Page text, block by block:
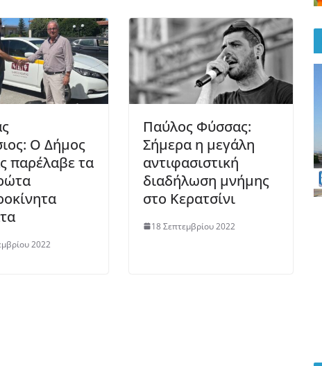
Ο Δήμος
παρέλαβε τα
2022
Παύλος Φύσσας:
Σήμερα η μεγάλη
αντιφασιστική
διαδήλωση μνήμης
στο Κερατσίνι
18 Σεπτεμβρίου 2022